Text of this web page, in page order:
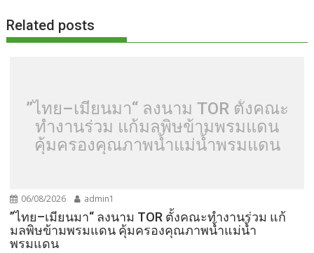
o
k k
Related posts
”ไทย–เมียนมา“ ลงนาม TOR ตั้งคณะ
ทำงานร่วม แก้มลพิษข้ามพรมแดน
คุ้มครองคุณภาพน้ำแม่น้ำพรมแดน
06/08/2026 admin1
”ไทย–เมียนมา“ ลงนาม TOR ตั้งคณะทำงานร่วม แก้
มลพิษข้ามพรมแดน คุ้มครองคุณภาพน้ำแม่น้ำ
พรมแดน